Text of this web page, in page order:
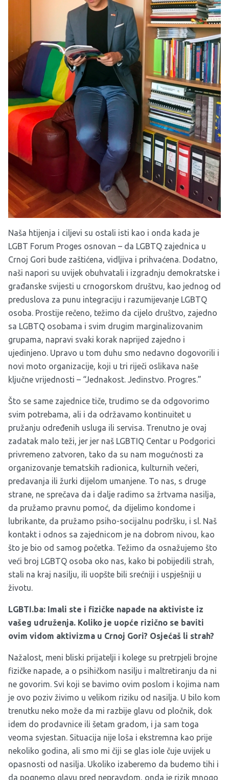
Naša htijenja i ciljevi su ostali isti kao i onda kada je
LGBT Forum Proges osnovan – da LGBTQ zajednica u
Crnoj Gori bude zaštićena, vidljiva i prihvaćena. Dodatno,
naši napori su uvijek obuhvatali i izgradnju demokratske i
građanske svijesti u crnogorskom društvu, kao jednog od
preduslova za punu integraciju i razumijevanje LGBTQ
osoba. Prostije rečeno, težimo da cijelo društvo, zajedno
sa LGBTQ osobama i svim drugim marginalizovanim
grupama, napravi svaki korak naprijed zajedno i
ujedinjeno. Upravo u tom duhu smo nedavno dogovorili i
novi moto organizacije, koji u tri riječi oslikava naše
ključne vrijednosti – “Jednakost. Jedinstvo. Progres.”
Što se same zajednice tiče, trudimo se da odgovorimo
svim potrebama, ali i da održavamo kontinuitet u
pružanju određenih usluga ili servisa. Trenutno je ovaj
zadatak malo teži, jer jer naš LGBTIQ Centar u Podgorici
privremeno zatvoren, tako da su nam mogućnosti za
organizovanje tematskih radionica, kulturnih večeri,
predavanja ili žurki dijelom umanjene. To nas, s druge
strane, ne sprečava da i dalje radimo sa žrtvama nasilja,
da pružamo pravnu pomoć, da dijelimo kondome i
lubrikante, da pružamo psiho-socijalnu podršku, i sl. Naš
kontakt i odnos sa zajednicom je na dobrom nivou, kao
što je bio od samog početka. Težimo da osnažujemo što
veći broj LGBTQ osoba oko nas, kako bi pobijedili strah,
stali na kraj nasilju, ili uopšte bili srećniji i uspješniji u
životu.
LGBTI.ba: Imali ste i fizičke napade na aktiviste iz
vašeg udruženja. Koliko je uopće rizično se baviti
ovim vidom aktivizma u Crnoj Gori? Osjećaš li strah?
Nažalost, meni bliski prijatelji i kolege su pretrpjeli brojne
fizičke napade, a o psihičkom nasilju i maltretiranju da ni
ne govorim. Svi koji se bavimo ovim poslom i kojima nam
je ovo poziv živimo u velikom riziku od nasilja. U bilo kom
trenutku neko može da mi razbije glavu od pločnik, dok
idem do prodavnice ili šetam gradom, i ja sam toga
veoma svjestan. Situacija nije loša i ekstremna kao prije
nekoliko godina, ali smo mi čiji se glas iole čuje uvijek u
opasnosti od nasilja. Ukoliko izaberemo da budemo tihi i
da pognemo glavu pred nepravdom, onda je rizik mnogo